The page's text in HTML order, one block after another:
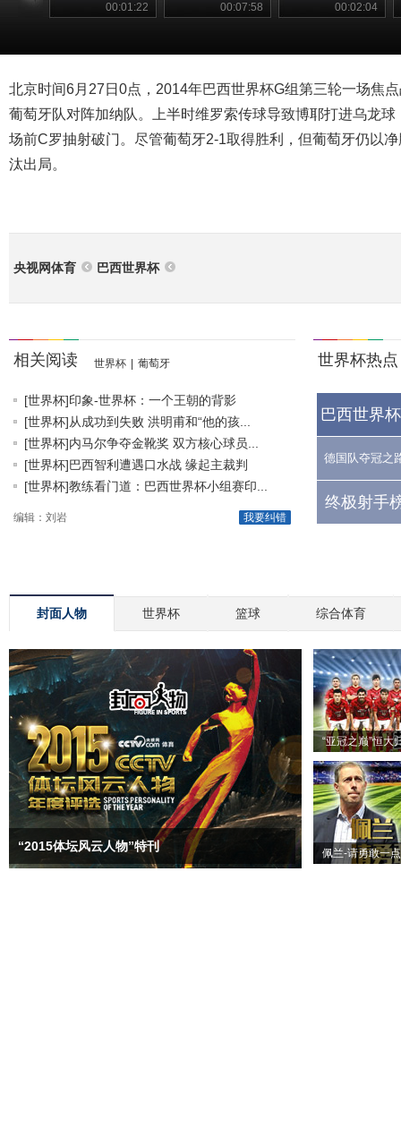
00:01:22 00:07:58 00:02:04
北京时间6月27日0点，2014年巴西世界杯G组第三轮一场焦
葡萄牙队对阵加纳队。上半时维罗索传球导致博耶打进乌龙
场前C罗抽射破门。尽管葡萄牙2-1取得胜利，但葡萄牙仍以
汰出局。
央视网体育 巴西世界杯
相关阅读 世界杯 葡萄牙
[世界杯]印象-世界杯：一个王朝的背影
[世界杯]从成功到失败 洪明甫和“他的孩...
[世界杯]内马尔争夺金靴奖 双方核心球员...
[世界杯]巴西智利遭遇口水战 缘起主裁判
[世界杯]教练看门道：巴西世界杯小组赛印...
我要纠错
编辑：刘岩
世界杯热点
巴西世界
德国队夺冠之
终极射手
封面人物 世界杯 篮球 综合体育
“2015体坛风云人物”特刊
“亚冠之巅”恒大
佩兰-请勇敢一点